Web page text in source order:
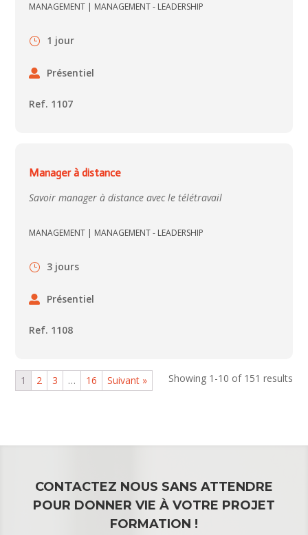
MANAGEMENT | MANAGEMENT - LEADERSHIP
1 jour
Présentiel
Ref. 1107
Manager à distance
Savoir manager à distance avec le télétravail
MANAGEMENT | MANAGEMENT - LEADERSHIP
3 jours
Présentiel
Ref. 1108
Showing 1-10 of 151 results
1 2 3 … 16 Suivant »
CONTACTEZ NOUS SANS ATTENDRE
POUR DONNER VIE À VOTRE PROJET
FORMATION !